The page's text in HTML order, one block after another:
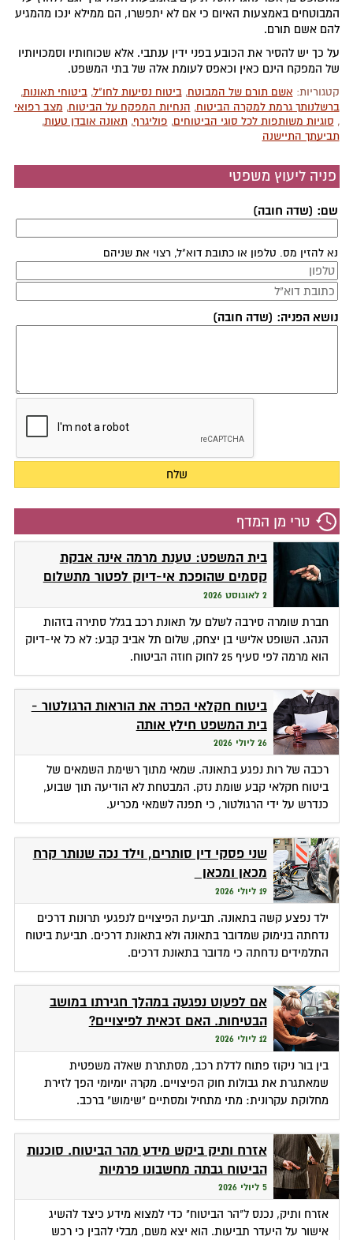
המבוטחים באמצעות האיום כי אם לא יתפשרו, הם ממילא ינכו מהמגיע
להם אשם תורם.
על כך יש להסיר את הכובע בפני ידין ענתבי. אלא שכוחותיו וסמכויותיו
של המפקח הינם כאין וכאפס לעומת אלה של בתי המשפט.
קטגוריות: אשם תורם של המבוטח,ביטוח נסיעות לחו"ל,ביטוחי תאונות,
ברשלנותך גרמת למקרה הביטוח, הנחיות המפקח על הביטוח, מצב רפואי
, סוגיות משותפות לכל סוגי הביטוחים, פוליגרף,תאונה אובדן טעות,
תביעתך התיישנה
פניה ליעוץ משפטי
שם: (שדה חובה)
נא להזין מס. טלפון או כתובת דוא"ל, רצוי את שניהם
נושא הפניה: (שדה חובה)
טרי מן המדף
בית המשפט: טענת מרמה אינה אבקת
קסמים שהופכת אי-דיוק לפטור מתשלום
2 לאוגוסט 2026
חברת שומרה סירבה לשלם על תאונת רכב בגלל סתירה בזהות
הנהג. השופט אלישי בן יצחק, שלום תל אביב קבע: לא כל אי-דיוק
הוא מרמה לפי סעיף 25 לחוק חוזה הביטוח.
ביטוח חקלאי הפרה את הוראות הרגולטור -
בית המשפט חילץ אותה
26 ליולי 2026
רכבה של רות נפגע בתאונה. שמאי מתוך רשימת השמאים של
ביטוח חקלאי קבע שומת נזק. המבטחת לא הודיעה תוך שבוע,
כנדרש על ידי הרגולטור, כי תפנה לשמאי מכריע.
שני פסקי דין סותרים, וילד נכה שנותר קרח
מכאן ומכאן
19 ליולי 2026
ילד נפצע קשה בתאונה. תביעת הפיצויים לנפגעי תרונות דרכים
נדחתה בנימוק שמדובר בתאונה ולא בתאונת דרכים. תביעת ביטוח
התלמידים נדחתה כי מדובר בתאונת דרכים.
אם לפעוט נפגעה במהלך חגירתו במושב
הבטיחות. האם זכאית לפיצויים?
12 ליולי 2026
בין בור ניקוז פתוח לדלת רכב, מסתתרת שאלה משפטית
שמאתגרת את גבולות חוק הפיצויים. מקרה יומיומי הפך לזירת
מחלוקת עקרונית: מתי מתחיל ומסתיים "שימוש" ברכב.
אזרח ותיק ביקש מידע מהר הביטוח. סוכנות
הביטוח גבתה מחשבונו פרמיות
5 ליולי 2026
אזרח ותיק, נכנס ל"הר הביטוח" כדי למצוא מידע כיצד להשיג
אישור על היעדר תביעות. הוא יצא משם, מבלי להבין כי רכש